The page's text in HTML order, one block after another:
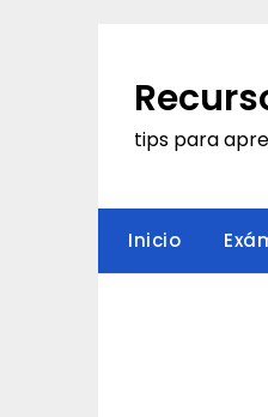
tips para
Inicio